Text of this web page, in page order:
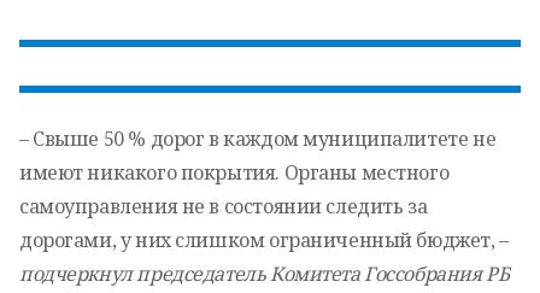
– Свыше 50 % дорог в каждом муниципалитете не
имеют никакого покрытия. Органы местного
самоуправления не в состоянии следить за
дорогами, у них слишком ограниченный бюджет, –
подчеркнул председатель Комитета Госсобрания РБ